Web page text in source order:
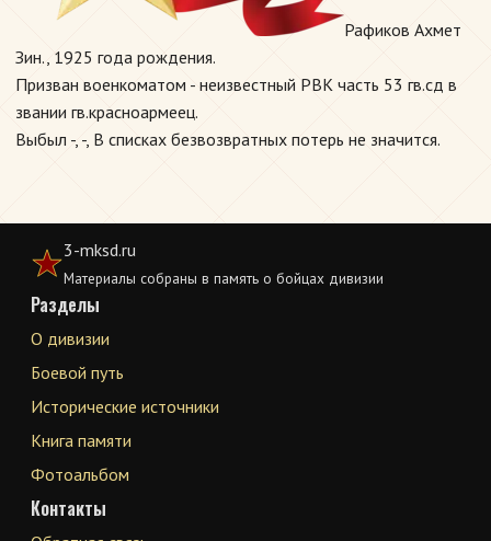
Рафиков Ахмет
Зин., 1925 года рождения.
Призван военкоматом - неизвестный РВК часть 53 гв.сд в
звании гв.красноармеец.
Выбыл -, -, В списках безвозвратных потерь не значится.
3-mksd.ru
Материалы собраны в память о бойцах дивизии
Разделы
О дивизии
Боевой путь
Исторические источники
Книга памяти
Фотоальбом
Контакты